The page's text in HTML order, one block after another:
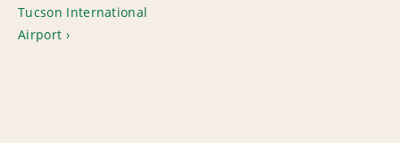
Tucson International
Airport